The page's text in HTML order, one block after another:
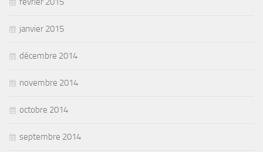
janvier 2015
décembre 2014
novembre 2014
octobre 2014
septembre 2014